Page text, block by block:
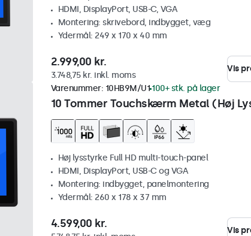
HDMI, DisplayPort, USB-C, VGA
Montering: skrivebord, indbygget, væg
Ydermål: 249 x 170 x 40 mm
2.999,00 kr.
3.748,75 kr. inkl. moms
Vis
10 Tommer Touchskærm Metal (Høj
Varenummer: 10HB9M/U1 100+ stk. på lager
Høj lysstyrke Full HD multi-touch-panel
HDMI, DisplayPort, USB-C og VGA
Montering: indbygget, panelmontering
Ydermål: 260 x 178 x 37 mm
4.599,00 kr.
Vis